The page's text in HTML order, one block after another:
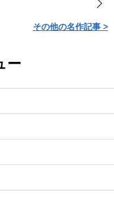
その他の名作記事 >
ー